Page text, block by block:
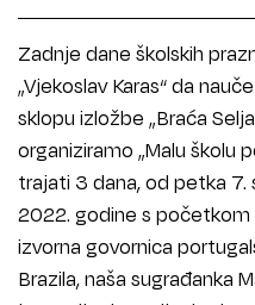
Zadnje dane školskih
„Vjekoslav Karas“ da
sklopu izložbe „Braća
organiziramo „Malu školu
trajati 3 dana, od petka 7.
2022. godine s početkom
izvorna govornica
Brazila, naša sugrađanka